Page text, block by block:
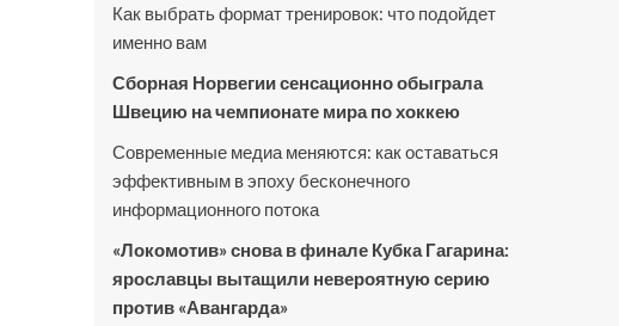
Как выбрать формат тренировок: что подойдет
именно вам
Сборная Норвегии сенсационно обыграла
Швецию на чемпионате мира по хоккею
Современные медиа меняются: как оставаться
эффективным в эпоху бесконечного
информационного потока
«Локомотив» снова в финале Кубка Гагарина:
ярославцы вытащили невероятную серию
против «Авангарда»